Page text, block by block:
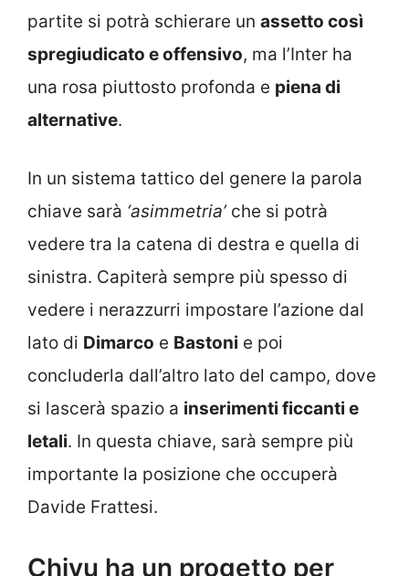
partite si potrà schierare un assetto così
spregiudicato e offensivo, ma l’Inter ha
una rosa piuttosto profonda e piena di
alternative.
In un sistema tattico del genere la parola
chiave sarà ‘asimmetria’che si potrà
vedere tra la catena di destra e quella di
sinistra. Capiterà sempre più spesso di
vedere i nerazzurri impostare l’azione dal
lato di Dimarco e Bastoni e poi
concluderla dall’altro lato del campo, dove
si lascerà spazio a inserimenti ficcanti e
letali. In questa chiave, sarà sempre più
importante la posizione che occuperà
Davide Frattesi.
Chivu ha un progetto per